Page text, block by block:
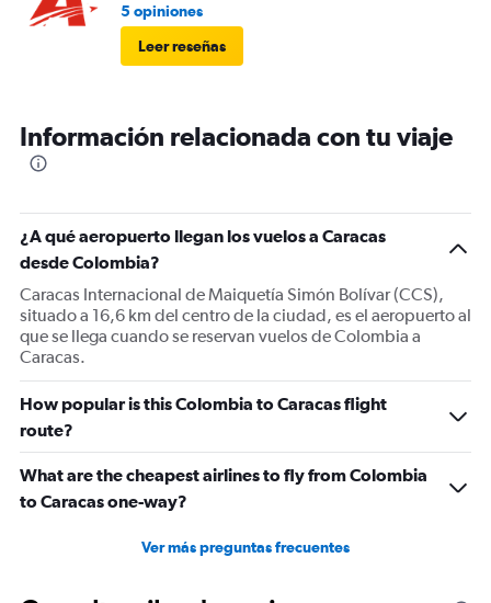
5 opiniones
Leer reseñas
Información relacionada con tu viaje
¿A qué aeropuerto llegan los vuelos a Caracas
desde Colombia?
Caracas Internacional de Maiquetía Simón Bolívar (CCS),
situado a 16,6 km del centro de la ciudad, es el aeropuerto al
que se llega cuando se reservan vuelos de Colombia a
Caracas.
How popular is this Colombia to Caracas flight
route?
What are the cheapest airlines to fly from Colombia
to Caracas one-way?
Ver más preguntas frecuentes